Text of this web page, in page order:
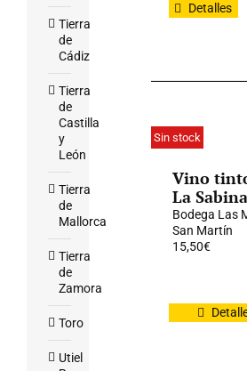
Detalles
Sin stock
Vino
La
Bodega Las
San Martín
15,50€
Tierra
de
Cádiz
Tierra
de
Castilla
y
León
Tierra
de
Mallorca
Tierra
de
Zamora
Toro
Utiel